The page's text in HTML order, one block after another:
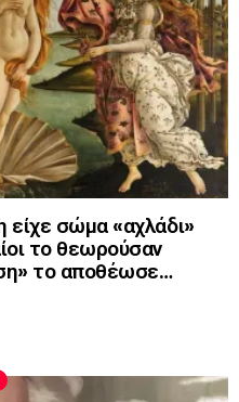
σώμα «αχλάδι»
το θεωρούσαν
το αποθέωσε…